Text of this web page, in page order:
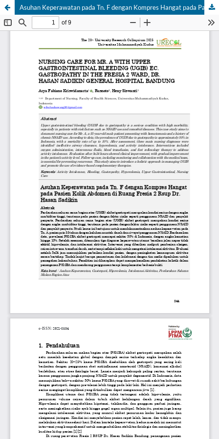
Asuhan Keperawatan pada Tn. F dengan Kompres Hangat pada Pasien Kolik Abdomen di Ruang Fresia 2 RSUP Dr. Hasan Sadikin